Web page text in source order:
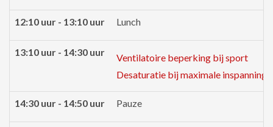
12:10 uur - 13:10 uur Lunch
13:10 uur - 14:30 uur
Ventilatoire beperking bij sport
Desaturatie bij maximale inspanning
14:30 uur - 14:50 uur Pauze